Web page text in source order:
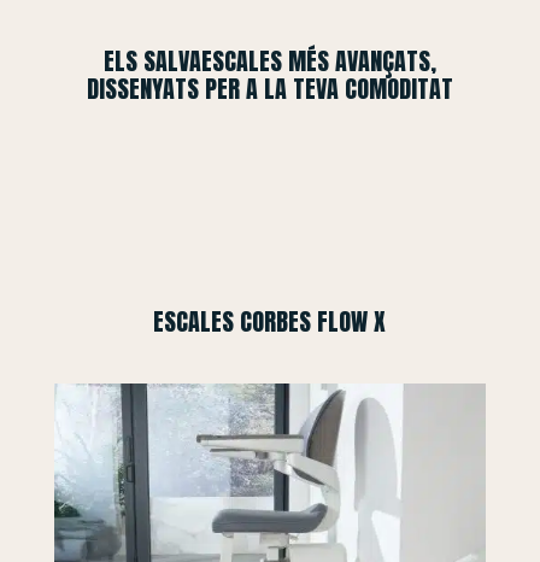
ELS SALVAESCALES MÉS AVANÇATS,
DISSENYATS PER A LA TEVA COMODITAT
ESCALES CORBES FLOW X